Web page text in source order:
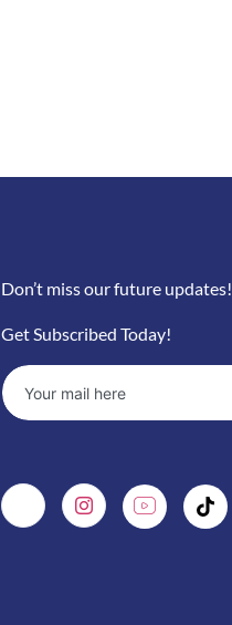
Don’t miss our future updates!
Get Subscribed Today!